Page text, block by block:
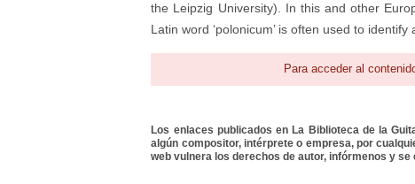
the Leipzig University). In this and other
Latin word ‘polonicum’ is often used to identify
Para acceder al
Los enlaces publicados en La Biblioteca de la
algún compositor, intérprete o empresa, por
web vulnera los derechos de autor, infórmenos y se